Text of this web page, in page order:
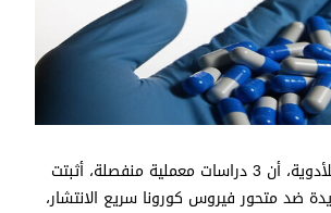
أعلنت شركة فايزر للأدوية، أن 3 دراسات معملية منفصلة، أثبتت
ضد متحور فيروس كورونا سريع الانتشار،